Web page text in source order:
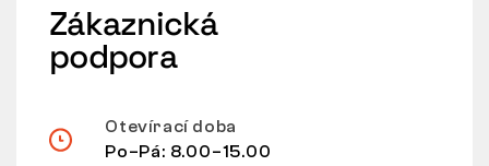
Zákaznická
podpora
Otevírací doba
Po–Pá: 8.00–15.00